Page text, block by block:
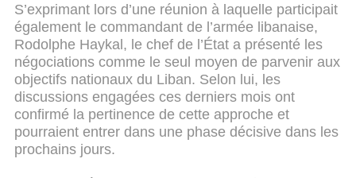
S’exprimant lors d’une réunion à laquelle participait
également le commandant de l’armée libanaise,
Rodolphe Haykal, le chef de l’État a présenté les
négociations comme le seul moyen de parvenir aux
objectifs nationaux du Liban. Selon lui, les
discussions engagées ces derniers mois ont
confirmé la pertinence de cette approche et
pourraient entrer dans une phase décisive dans les
prochains jours.